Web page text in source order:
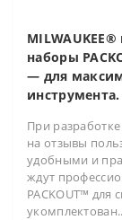
наборы
— для
инструмента.
При
на отзывы
удобными и
ждут
PACKOUT™ для
укомплектован..